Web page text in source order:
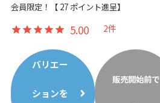
会員限定！【 27 ポイント進呈】
5.00 2
バリエー
ションを
販売開始前で